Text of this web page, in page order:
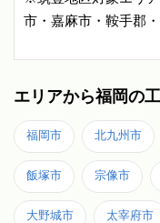
市・嘉麻市・鞍手郡
エリアから福岡の
福岡市 北九州市
飯塚市 宗像市
大野城市 太宰府市